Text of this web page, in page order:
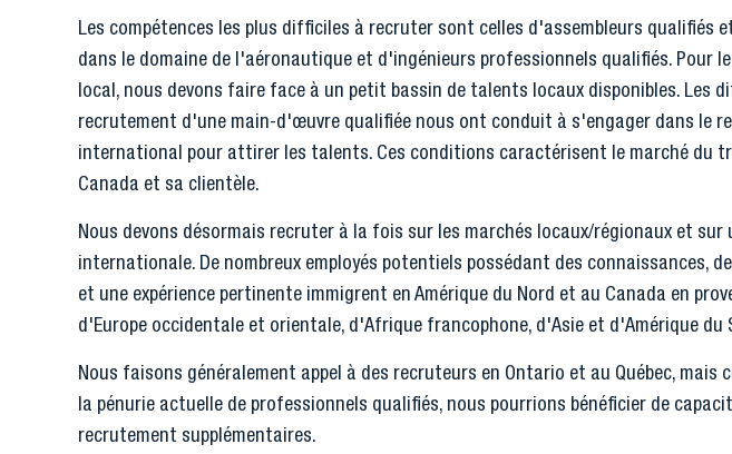
Les compétences les plus difficiles à recruter sont celles d'assembleurs qualifiés
dans le domaine de l'aéronautique et d'ingénieurs professionnels qualifiés. Pour
local, nous devons faire face à un petit bassin de talents locaux disponibles. Les
recrutement d'une main-d'œuvre qualifiée nous ont conduit à s'engager dans le
international pour attirer les talents. Ces conditions caractérisent le marché du
Canada et sa clientèle.
Nous devons désormais recruter à la fois sur les marchés locaux/régionaux et sur
internationale. De nombreux employés potentiels possédant des connaissances,
et une expérience pertinente immigrent en Amérique du Nord et au Canada en
d'Europe occidentale et orientale, d'Afrique francophone, d'Asie et d'Amérique du
Nous faisons généralement appel à des recruteurs en Ontario et au Québec, mais
la pénurie actuelle de professionnels qualifiés, nous pourrions bénéficier de
recrutement supplémentaires.